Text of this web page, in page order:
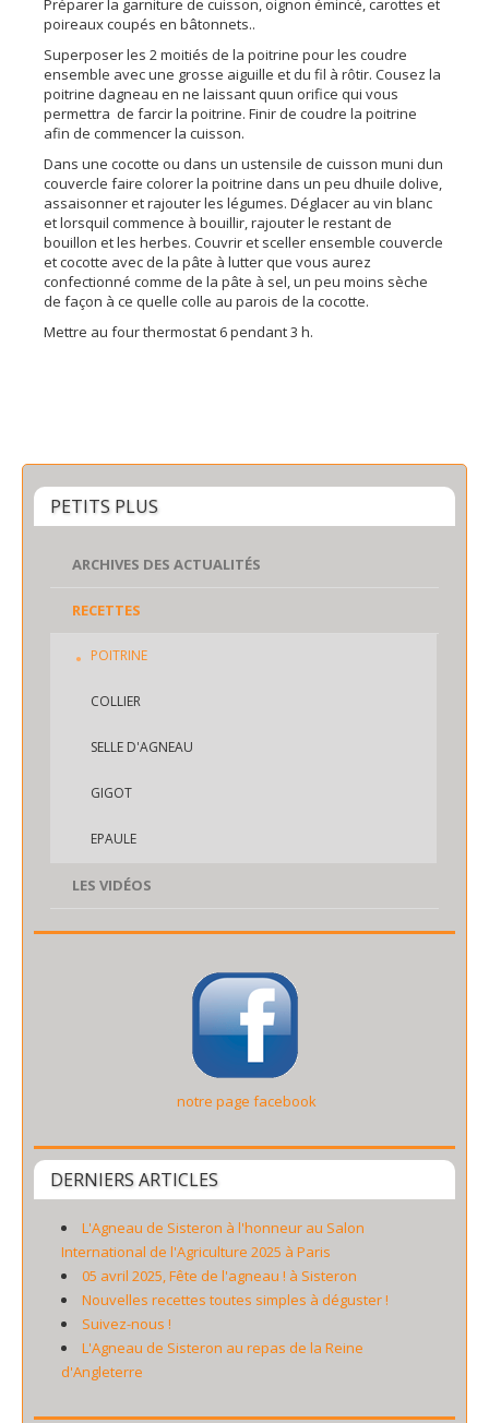
Préparer la garniture de cuisson, oignon émincé, carottes et
poireaux coupés en bâtonnets..
Superposer les 2 moitiés de la poitrine pour les coudre
ensemble avec une grosse aiguille et du fil à rôtir. Cousez la
poitrine dagneau en ne laissant quun orifice qui vous
permettra de farcir la poitrine. Finir de coudre la poitrine
afin de commencer la cuisson.
Dans une cocotte ou dans un ustensile de cuisson muni dun
couvercle faire colorer la poitrine dans un peu dhuile dolive,
assaisonner et rajouter les légumes. Déglacer au vin blanc
et lorsquil commence à bouillir, rajouter le restant de
bouillon et les herbes. Couvrir et sceller ensemble couvercle
et cocotte avec de la pâte à lutter que vous aurez
confectionné comme de la pâte à sel, un peu moins sèche
de façon à ce quelle colle au parois de la cocotte.
Mettre au four thermostat 6 pendant 3 h.
PETITS PLUS
ARCHIVES DES ACTUALITÉS
RECETTES
POITRINE
COLLIER
SELLE D'AGNEAU
GIGOT
EPAULE
LES VIDÉOS
notre page facebook
DERNIERS ARTICLES
L'Agneau de Sisteron à l'honneur au Salon
International de l'Agriculture 2025 à Paris
05 avril 2025, Fête de l'agneau ! à Sisteron
Nouvelles recettes toutes simples à déguster !
Suivez-nous !
L'Agneau de Sisteron au repas de la Reine
d'Angleterre